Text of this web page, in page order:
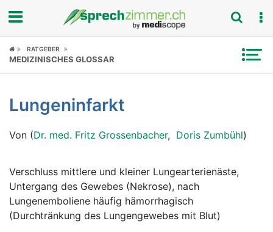
Fokus
Symptome
Untersuchungen
News
Ratgeber
RATGEBER
MEDIZINISCHES GLOSSAR
Lungeninfarkt
Von (Dr. med. Fritz Grossenbacher, Doris Zumbühl)
Verschluss mittlere und kleiner Lungearterienäste,
Untergang des Gewebes (Nekrose), nach
Lungenemboliene häufig hämorrhagisch
(Durchtränkung des Lungengewebes mit Blut)